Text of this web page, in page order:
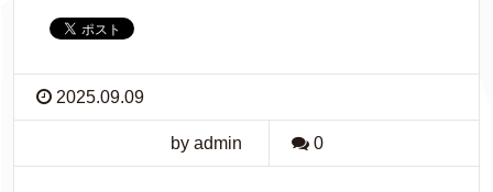
2025.09.09
by admin 0